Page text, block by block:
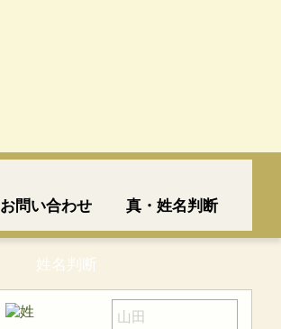
お問い合わせ 真・姓名判断
姓名判断